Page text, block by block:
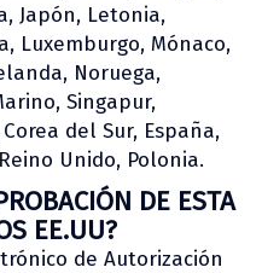
Japón, Letonia,
Luxemburgo, Mónaco,
Noruega,
Singapur,
del Sur, España,
Unido, Polonia.
DE ESTA
EE.UU?
de Autorización